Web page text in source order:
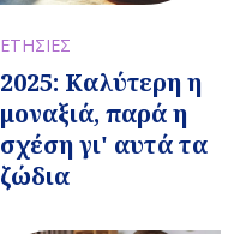
ΕΤΗΣΙΕΣ
2025: Καλύτερη η
μοναξιά, παρά η
σχέση γι' αυτά τα
ζώδια